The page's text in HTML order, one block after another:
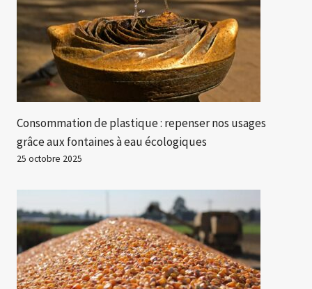
Consommation de plastique : repenser nos usages
grâce aux fontaines à eau écologiques
25 octobre 2025